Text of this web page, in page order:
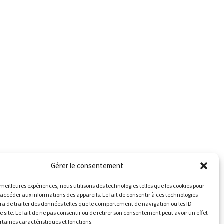
Gérer le consentement
expériences, nous utilisons des technologies telles que les cookies pour
aux informations des appareils. Le fait de consentir à ces technologies
de traiter des données telles que le comportement de navigation ou les ID
site. Le fait de ne pas consentir ou de retirer son consentement peut avoir un effet
caractéristiques et fonctions.